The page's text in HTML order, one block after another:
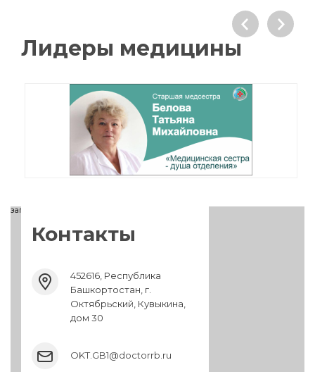
Лидеры медицины
загрузка карты...
Контакты
452616, Республика
Башкортостан, г.
Октябрьский, Кувыкина,
дом 30
OKT.GB1@doctorrb.ru